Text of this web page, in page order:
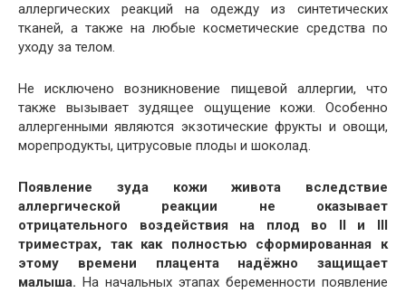
аллергических реакций на одежду из синтетических
тканей, а также на любые косметические средства по
уходу за телом.
Не исключено возникновение пищевой аллергии, что
также вызывает зудящее ощущение кожи. Особенно
аллергенными являются экзотические фрукты и овощи,
морепродукты, цитрусовые плоды и шоколад.
Появление зуда кожи живота вследствие
аллергической реакции не оказывает
отрицательного воздействия на плод во II и III
триместрах, так как полностью сформированная к
этому времени плацента надёжно защищает
малыша. На начальных этапах беременности появление